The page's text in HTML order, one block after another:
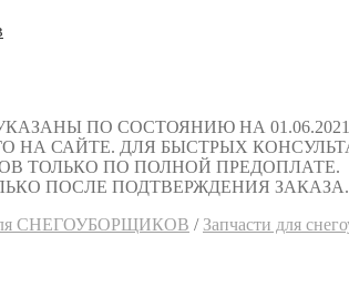
ПО СОСТОЯНИЮ НА
САЙТЕ. ДЛЯ БЫСТРЫХ
ТОЛЬКО ПО ПОЛНОЙ ПРЕДОПЛАТЕ.
ПОСЛЕ ПОДТВЕРЖДЕНИЯ ЗАКАЗА.
СНЕГОУБОРЩИКОВ / Запчасти для